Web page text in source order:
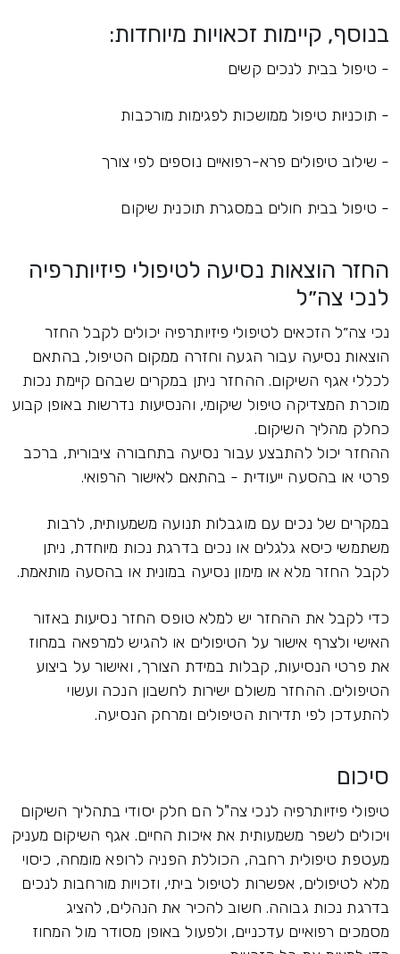
בנוסף, קיימות זכאויות מיוחדות:
- טיפול בבית לנכים קשים
- תוכניות טיפול ממושכות לפגימות מורכבות
- שילוב טיפולים פרא-רפואיים נוספים לפי צורך
- טיפול בבית חולים במסגרת תוכנית שיקום
החזר הוצאות נסיעה לטיפולי פיזיותרפיה
לנכי צה״ל
נכי צה״ל הזכאים לטיפולי פיזיותרפיה יכולים לקבל החזר
הוצאות נסיעה עבור הגעה וחזרה ממקום הטיפול, בהתאם
לכללי אגף השיקום. ההחזר ניתן במקרים שבהם קיימת נכות
מוכרת המצדיקה טיפול שיקומי, והנסיעות נדרשות באופן קבוע
כחלק מהליך השיקום.
ההחזר יכול להתבצע עבור נסיעה בתחבורה ציבורית, ברכב
פרטי או בהסעה ייעודית - בהתאם לאישור הרפואי.
במקרים של נכים עם מוגבלות תנועה משמעותית, לרבות
משתמשי כיסא גלגלים או נכים בדרגת נכות מיוחדת, ניתן
לקבל החזר מלא או מימון נסיעה במונית או בהסעה מותאמת.
כדי לקבל את ההחזר יש למלא טופס החזר נסיעות באזור
האישי ולצרף אישור על הטיפולים או להגיש למרפאה במחוז
את פרטי הנסיעות, קבלות במידת הצורך, ואישור על ביצוע
הטיפולים. ההחזר משולם ישירות לחשבון הנכה ועשוי
להתעדכן לפי תדירות הטיפולים ומרחק הנסיעה.
סיכום
טיפולי פיזיותרפיה לנכי צה"ל הם חלק יסודי בתהליך השיקום
ויכולים לשפר משמעותית את איכות החיים. אגף השיקום מעניק
מעטפת טיפולית רחבה, הכוללת הפניה לרופא מומחה, כיסוי
מלא לטיפולים, אפשרות לטיפול ביתי, וזכויות מורחבות לנכים
בדרגת נכות גבוהה. חשוב להכיר את הנהלים, להציג
מסמכים רפואיים עדכניים, ולפעול באופן מסודר מול המחוז